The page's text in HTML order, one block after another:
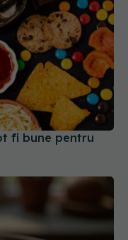
fi bune pentru